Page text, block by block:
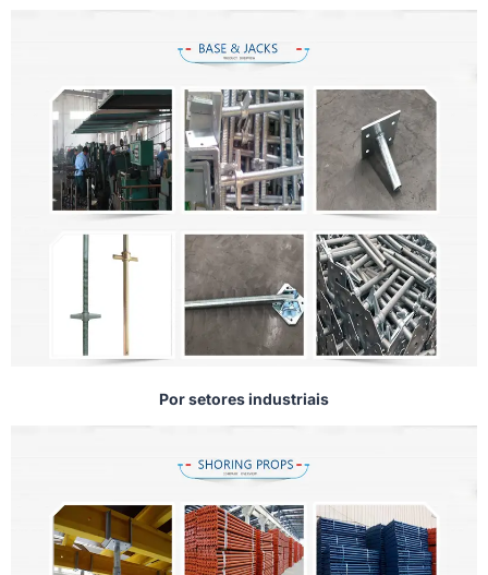
Por setores industriais